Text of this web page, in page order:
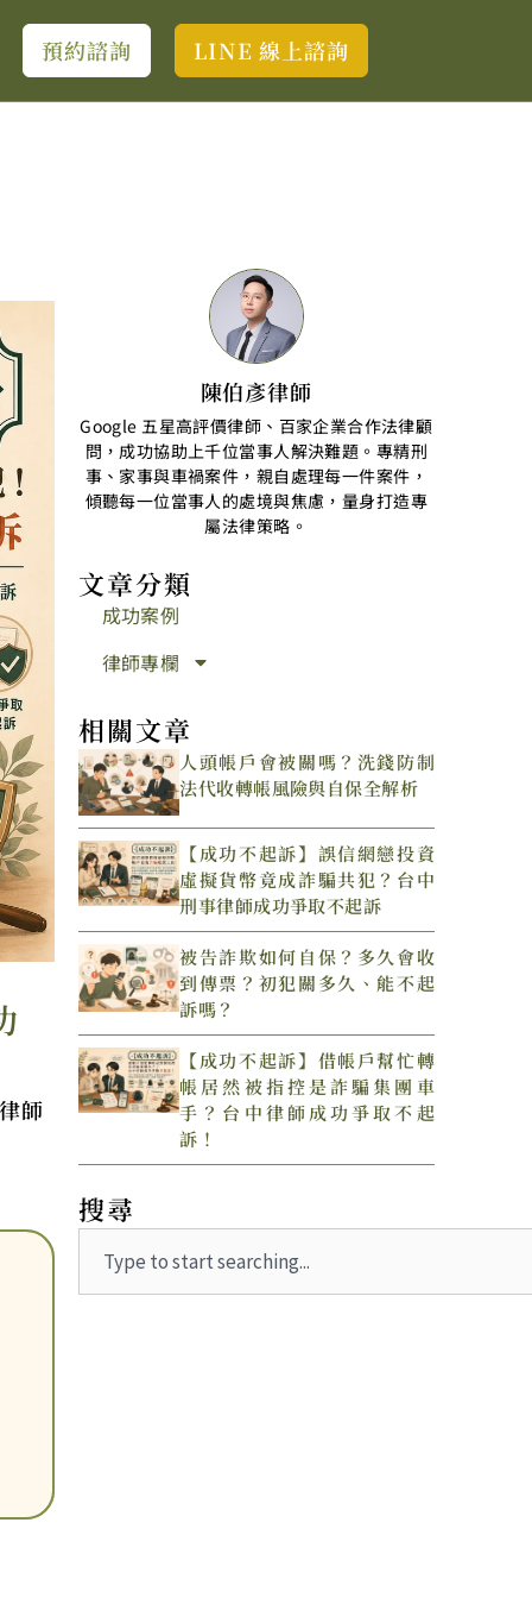
預約諮詢 LINE 線上諮詢
師
陳伯彥律師
Google 五星高評價律師、百家企業合作法律顧
問，成功協助上千位當事人解決難題。專精刑
事、家事與車禍案件，親自處理每一件案件，
傾聽每一位當事人的處境與焦慮，量身打造專
屬法律策略。
文章分類
成功案例
律師專欄
相關文章
人頭帳戶會被關嗎？洗錢防制
法代收轉帳風險與自保全解析
【成功不起訴】誤信網戀投資
虛擬貨幣竟成詐騙共犯？台中
刑事律師成功爭取不起訴
被告詐欺如何自保？多久會收
到傳票？初犯關多久、能不起
訴嗎？
【成功不起訴】借帳戶幫忙轉
帳居然被指控是詐騙集團車
手？台中律師成功爭取不起
訴！
搜尋